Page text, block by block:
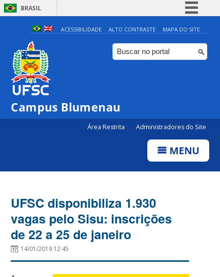
BRASIL
Simplifique!
Comunica BR
Participe
ACESSIBILIDADE ALTO CONTRASTE MAPA DO SITE
Campus Blumenau
Área Restrita Administradores do Site
MENU
UFSC disponibiliza 1.930
vagas pelo Sisu: inscrições
de 22 a 25 de janeiro
14/01/2019 12:45